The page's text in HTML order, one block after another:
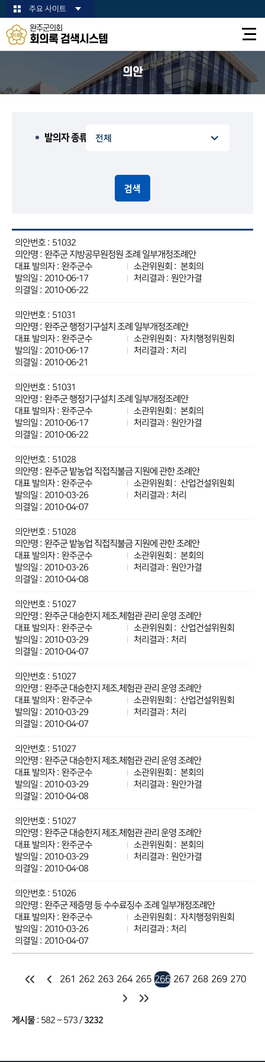
본문바로가기주요 사이트
완주군의회
회의록 검색시스템
의안
발의자 종류
검색
51032
완주군 지방공무원정원 조례 일부개정조례안
완주군수
본회의
2010-06-17
원안가결
2010-06-22
51031
완주군 행정기구설치 조례 일부개정조례안
완주군수
자치행정위원회
2010-06-17
처리
2010-06-21
51031
완주군 행정기구설치 조례 일부개정조례안
완주군수
본회의
2010-06-17
원안가결
2010-06-22
51028
완주군 밭농업 직접직불금 지원에 관한 조례안
완주군수
산업건설위원회
2010-03-26
처리
2010-04-07
51028
완주군 밭농업 직접직불금 지원에 관한 조례안
완주군수
본회의
2010-03-26
원안가결
2010-04-08
51027
완주군 대승한지 제조.체험관 관리 운영 조례안
완주군수
산업건설위원회
2010-03-29
처리
2010-04-07
51027
완주군 대승한지 제조.체험관 관리 운영 조례안
완주군수
산업건설위원회
2010-03-29
처리
2010-04-07
51027
완주군 대승한지 제조.체험관 관리 운영 조례안
완주군수
본회의
2010-03-29
원안가결
2010-04-08
51027
완주군 대승한지 제조.체험관 관리 운영 조례안
완주군수
본회의
2010-03-29
원안가결
2010-04-08
51026
완주군 제증명 등 수수료징수 조례 일부개정조례안
완주군수
자치행정위원회
2010-03-26
처리
2010-04-07
261 262 263 264 265 266 267 268 269 270
게시물: 582 ~ 573 /3232